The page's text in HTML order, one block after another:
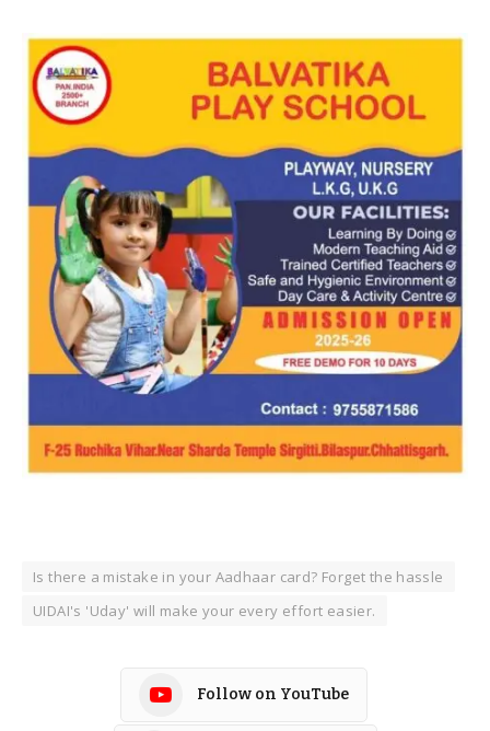
Is there a mistake in your Aadhaar card? Forget the hassle
UIDAI's 'Uday' will make your every effort easier.
Follow on YouTube